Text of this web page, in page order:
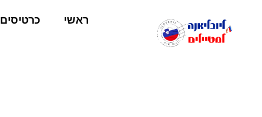
ראשי כרטיסים